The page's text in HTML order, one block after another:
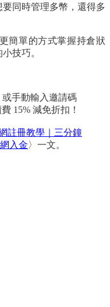
同時管理多幣，還得多
簡單的方式掌握持倉狀
技巧。
或手動輸入邀請碼
15% 減免折扣！
註冊教學｜三分鐘
入金〉一文。